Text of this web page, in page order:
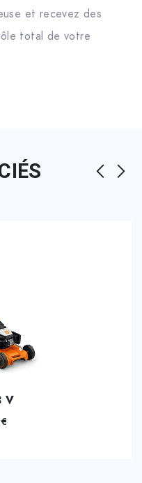
et recevez des
total de votre
V
€